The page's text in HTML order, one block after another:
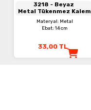
3218 - Beyaz
Metal Tükenmez Kalem
Materyal: Metal
Ebat: 14 cm
33,00 TL